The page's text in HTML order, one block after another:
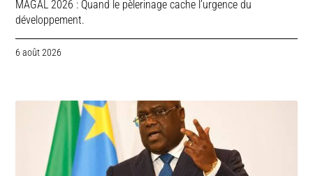
MAGAL 2026 : Quand le pèlerinage cache l’urgence du
développement.
6 août 2026